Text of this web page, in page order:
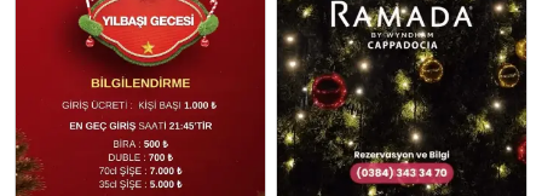
2026 programı sizi
bekliyor.